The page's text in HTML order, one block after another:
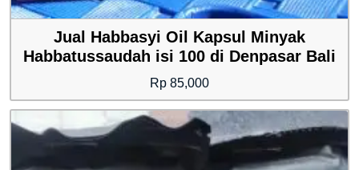
Jual Habbasyi Oil Kapsul Minyak
Habbatussaudah isi 100 di Denpasar Bali
Rp 85,000